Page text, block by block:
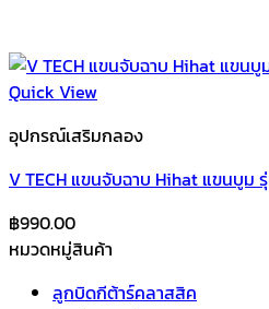
Quick View
อุปกรณ์เสริมกลอง
V TECH แขนจับฉาบ Hihat แขนบูม
฿990.00
หมวดหมู่สินค้า
ลูกบิดกีต้าร์คลาสสิค